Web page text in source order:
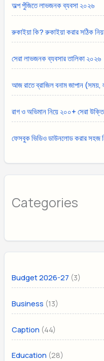
অল্প পুঁজিতে লাভজনক ব্যবসা ২০২৬
রুকাইয়া কি? রুকাইয়া করার সঠিক
সেরা লাভজনক ব্যবসার তালিকা ২০২৬
আজ রাতে ব্রাজিল বনাম জাপান (সময়,
রাগ ও অভিমান নিয়ে ২০০+ সেরা উক্তি
ফেসবুক ভিডিও ডাউনলোড করার সহজ
Categories
Budget 2026-27 (3)
Business (13)
Caption (44)
Education (28)